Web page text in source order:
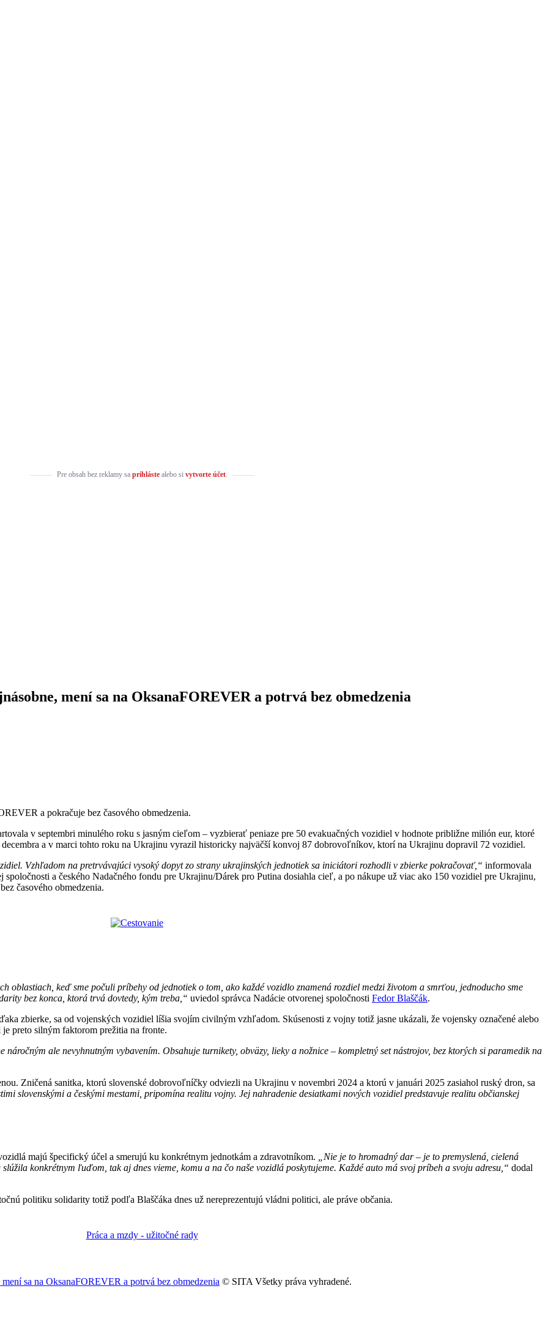
Pre obsah bez reklamy sa prihlástealebo si vytvorte účet.
mení sa na OksanaFOREVER a potrvá bez obmedzenia
a pokračuje bez časového obmedzenia.
v septembri minulého roku s jasným cieľom – vyzbierať peniaze pre 50 evakuačných vozidiel v hodnote približne milión eur, ktoré
a v marci tohto roku na Ukrajinu vyrazil historicky najväčší konvoj 87 dobrovoľníkov, ktorí na Ukrajinu dopravil 72 vozidiel.
Vzhľadom na pretrvávajúci vysoký dopyt zo strany ukrajinských jednotiek sa iniciátori rozhodli v zbierke pokračovať,“ informovala
spoločnosti a českého Nadačného fondu pre Ukrajinu/Dárek pro Putina dosiahla cieľ, a po nákupe už viac ako 150 vozidiel pre Ukrajinu,
časového obmedzenia.
oblastiach, keď sme počuli príbehy od jednotiek o tom, ako každé vozidlo znamená rozdiel medzi životom a smrťou, jednoducho sme
bez konca, ktorá trvá dovtedy, kým treba,“ uviedol správca Nadácie otvorenej spoločnosti Fedor Blaščák.
zbierke, sa od vojenských vozidiel líšia svojím civilným vzhľadom. Skúsenosti z vojny totiž jasne ukázali, že vojensky označené alebo
preto silným faktorom prežitia na fronte.
náročným ale nevyhnutným vybavením. Obsahuje turnikety, obväzy, lieky a nožnice – kompletný set nástrojov, bez ktorých si paramedik na
Zničená sanitka, ktorú slovenské dobrovoľníčky odviezli na Ukrajinu v novembri 2024 a ktorú v januári 2025 zasiahol ruský dron, sa
slovenskými a českými mestami, pripomína realitu vojny. Jej nahradenie desiatkami nových vozidiel predstavuje realitu občianskej
majú špecifický účel a smerujú ku konkrétnym jednotkám a zdravotníkom.
„Nie je to hromadný dar – je to premyslená, cielená
konkrétnym ľuďom, tak aj dnes vieme, komu a na čo naše vozidlá poskytujeme. Každé auto má svoj príbeh a svoju adresu,“ dodal
politiku solidarity totiž podľa Blaščáka dnes už nereprezentujú vládni politici, ale práve občania.
sa na OksanaFOREVER a potrvá bez obmedzenia © SITA Všetky práva vyhradené.